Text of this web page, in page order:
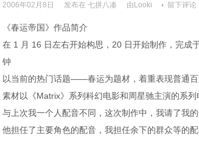
2006年02月8日 发布在 七拼八凑 由 Looki 留下评论
《春运帝国》作品简介
在 1 月 16 日左右开始构思，20 日开始制作，完成
钟
以当前的热门话题——春运为题材，着重表现普通
素材以《Matrix》系列科幻电影和周星驰主演的系列
与上次我一个人配音不同，这次制作中，我请了我
他担任了主要角色的配音，我担任余下的群众等的